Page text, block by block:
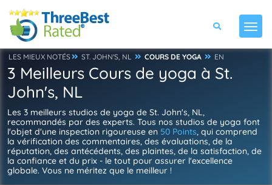
LES MIEUX NOTÉS ST. JOHN'S, NL COURS DE YOGA EN
3 Meilleurs Cours de yoga à St.
John's, NL
Les 3 meilleurs studios de yoga de St. John's, NL,
recommandés par des experts. Tous nos studios de yoga font
l'objet d'une inspection rigoureuse en 50 Points, qui comprend
la vérification des commentaires, des évaluations, de la
réputation, des antécédents, des plaintes, de la satisfaction, de
la confiance et du prix - le tout pour assurer l'excellence
globale. Vous ne méritez que le meilleur !